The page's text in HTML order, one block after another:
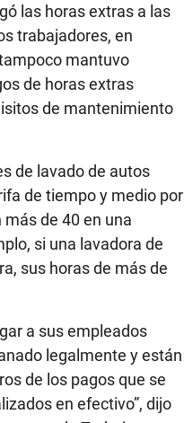
las horas extras a las
trabajadores, en
mantuvo
de horas extras
de mantenimiento
de lavado de autos
de tiempo y medio por
de 40 en una
si una lavadora de
sus horas de más de
a sus empleados
legalmente y están
de los pagos que se
en efectivo”, dijo